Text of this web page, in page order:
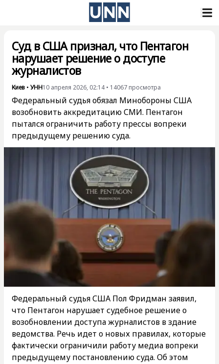
Суд в США признал, что Пентагон
нарушает решение о доступе
журналистов
Киев • УНН10 апреля 2026, 02:14 • 14067 просмотра
Федеральный судья обязал Минобороны США
возобновить аккредитацию СМИ. Пентагон
пытался ограничить работу прессы вопреки
предыдущему решению суда.
Федеральный судья США Пол Фридман заявил,
что Пентагон нарушает судебное решение о
возобновлении доступа журналистов в здание
ведомства. Речь идет о новых правилах, которые
фактически ограничили работу медиа вопреки
предыдущему постановлению суда. Об этом